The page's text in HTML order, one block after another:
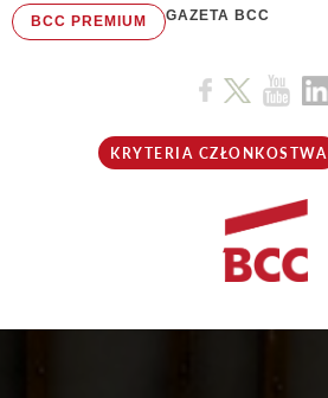
BCC PREMIUM GAZETA BCC
KRYTERIA CZŁONKOSTWA